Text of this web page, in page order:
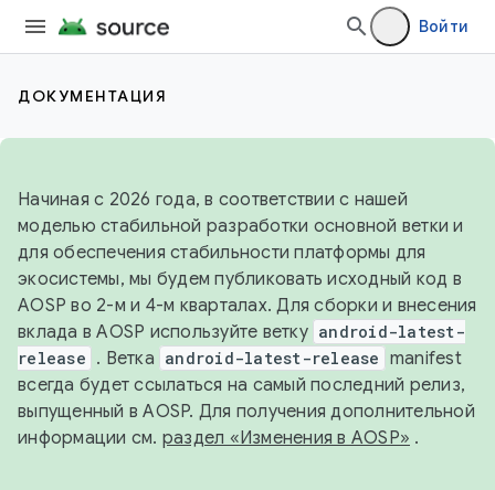
Войти
ДОКУМЕНТАЦИЯ
Начиная с 2026 года, в соответствии с нашей
моделью стабильной разработки основной ветки и
для обеспечения стабильности платформы для
экосистемы, мы будем публиковать исходный код в
AOSP во 2-м и 4-м кварталах. Для сборки и внесения
вклада в AOSP используйте ветку android-latest-
release . Ветка android-latest-release manifest
всегда будет ссылаться на самый последний релиз,
выпущенный в AOSP. Для получения дополнительной
информации см. раздел «Изменения в AOSP» .